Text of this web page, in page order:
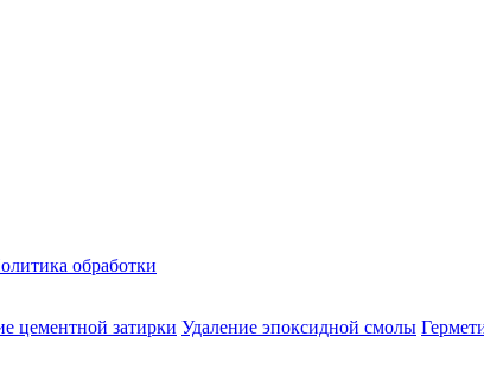
обработки
цементной затирки Удаление эпоксидной смолы